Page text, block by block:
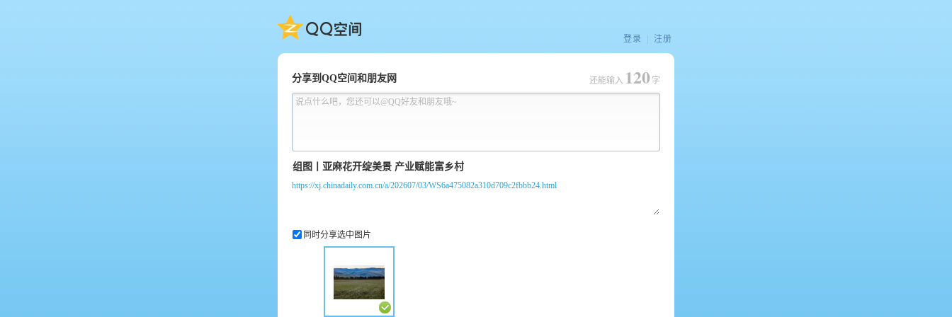
QQ空间
登录 注册
分享到QQ空间和朋友网
说点什么吧，您还可以@QQ好友和朋友哦~
还能输入 120 字
https://xj.chinadaily.com.cn/a/202607/03/WS6a475082a310d709c2fbbb24.html
同时分享选中图片